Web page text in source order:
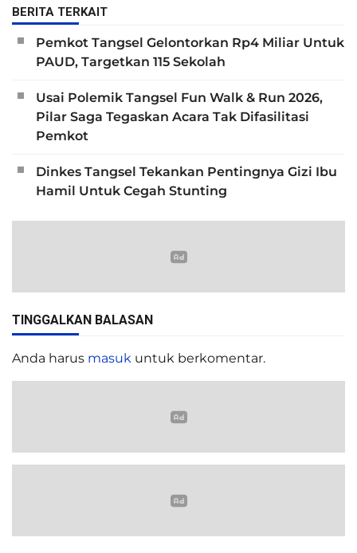
BERITA TERKAIT
Pemkot Tangsel Gelontorkan Rp4 Miliar Untuk
PAUD, Targetkan 115 Sekolah
Usai Polemik Tangsel Fun Walk & Run 2026,
Pilar Saga Tegaskan Acara Tak Difasilitasi
Pemkot
Dinkes Tangsel Tekankan Pentingnya Gizi Ibu
Hamil Untuk Cegah Stunting
TINGGALKAN BALASAN
Anda harus masuk untuk berkomentar.